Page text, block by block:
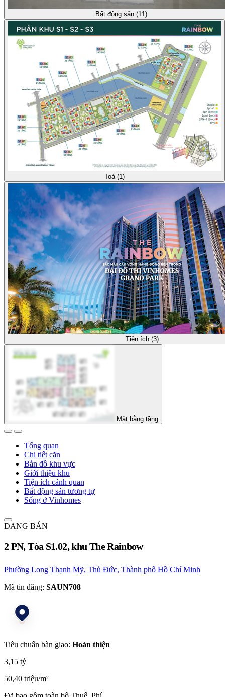
Bất động sản (11)
Toà (1)
Tiện ích (3)
Mặt bằng tầng
Tổng quan
Chi tiết căn
Bản đồ khu vực
Giới thiệu khu
Tiện ích cảnh quan
Bất động sản tương tự
Sống ở Vinhomes
ĐANG BÁN
2 PN, Tòa S1.02, khu The Rainbow
Phường Long Thạnh Mỹ, Thủ Đức, Thành phố Hồ Chí Minh
Mã tin đăng: SAUN708
Tiêu chuẩn bàn giao: Hoàn thiện
3,15 tỷ
50,40 triệu/m²